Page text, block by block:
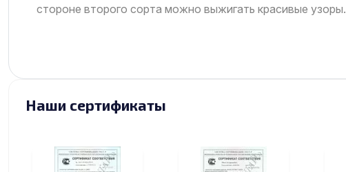
стороне второго сорта можно выжигать красивые узоры.
Наши сертификаты